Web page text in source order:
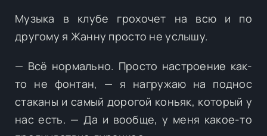
Музыка в клубе грохочет на всю и по
другому я Жанну просто не услышу.
— Всё нормально. Просто настроение как-
то не фонтан, — я нагружаю на поднос
стаканы и самый дорогой коньяк, который у
нас есть. — Да и вообще, у меня какое-то